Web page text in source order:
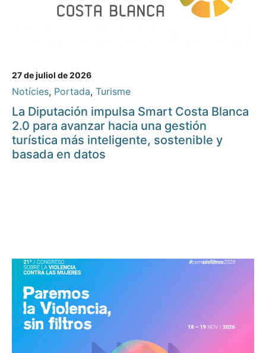
27 de juliol de 2026
Notícies, Portada, Turisme
La Diputación impulsa Smart Costa Blanca
2.0 para avanzar hacia una gestión
turística más inteligente, sostenible y
basada en datos